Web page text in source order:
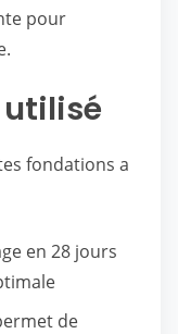
pour
utilisé
fondations a
en 28 jours
de